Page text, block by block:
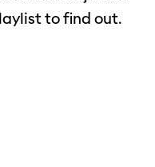
to find out.